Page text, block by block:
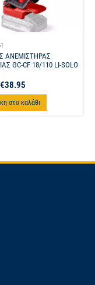
ΑΝΕΜΙΣΤΗΡΑΣ
GC-CF 18/110 LI-SOLO
€38.95
στο καλάθι